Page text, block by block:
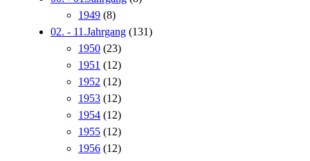
1949 (8)
02. - 11.Jahrgang (131)
1950 (23)
1951 (12)
1952 (12)
1953 (12)
1954 (12)
1955 (12)
1956 (12)